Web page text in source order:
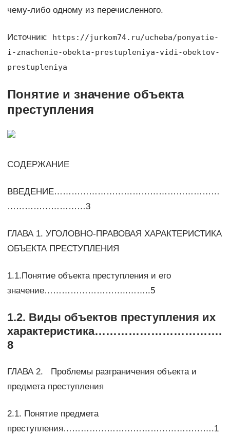
чему-либо одному из перечисленного.
Источник:
https://jurkom74.ru/ucheba/ponyatie-
i-znachenie-obekta-prestupleniya-vidi-obektov-
prestupleniya
Понятие и значение объекта
преступления
СОДЕРЖАНИЕ
ВВЕДЕНИЕ…………………………………………………
………………………3
ГЛАВА 1. УГОЛОВНО-ПРАВОВАЯ ХАРАКТЕРИСТИКА
ОБЪЕКТА ПРЕСТУПЛЕНИЯ
1.1.Понятие объекта преступления и его
значение………………………..……..5
1.2. Виды объектов преступления их
характеристика…………………………….
8
ГЛАВА 2. Проблемы разграничения объекта и
предмета преступления
2.1. Понятие предмета
преступления…………………………………………….1